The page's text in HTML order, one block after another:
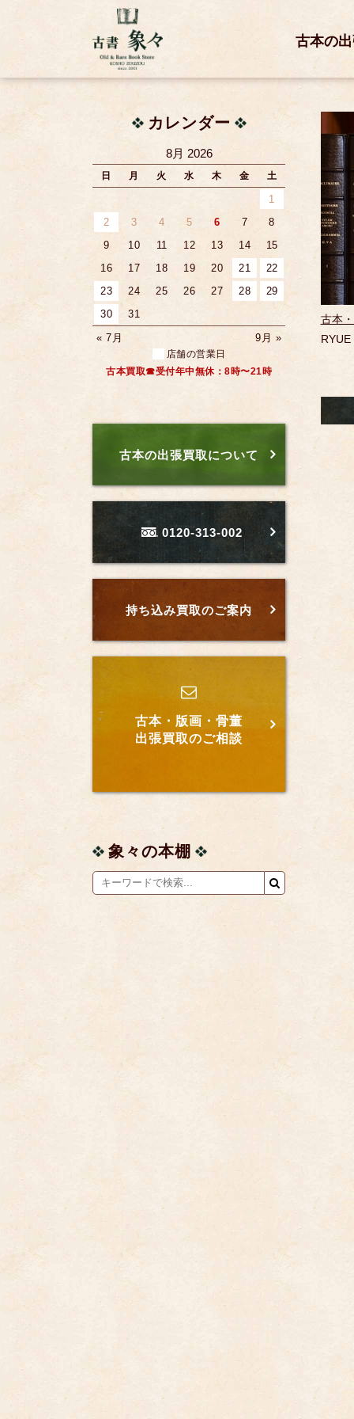
古本の
古本
カレンダー
8月 2026
日 月 火 水 木 金 土
1
2
3 4 5 6 7
8
9
10 11 12 13 14
15
16
17 18 19 20 21
22
23
24 25 26 27 28
29
30
31
« 7月
9月 »
店舗の営業日
古本買取☎受付年中無休：8時〜21時
古本の出張買取について
0120-313-002
持ち込み買取のご案内
古本・版画・骨董
出張買取のご相談
象々の本棚